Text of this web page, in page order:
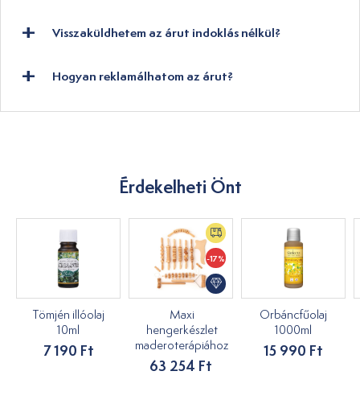
Visszaküldhetem az árut indoklás nélkül?
Hogyan reklamálhatom az árut?
Érdekelheti Önt
Tömjén illóolaj
10ml
7 190 Ft
-17%
Maxi
hengerkészlet
maderoterápiához
63 254 Ft
Orbáncfűolaj
1000ml
15 990 Ft